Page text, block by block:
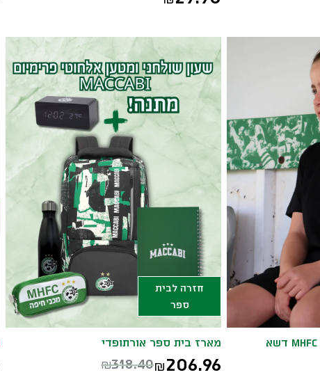
חזרה לבית
ספר
מארז בית ספר אורתופדי
₪206.96
318.40
₪